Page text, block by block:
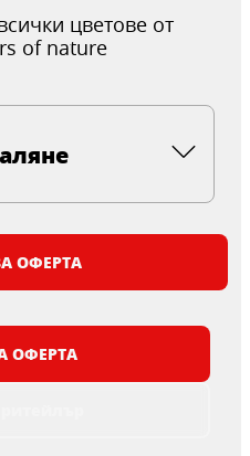
цветове от
of nature
ОФЕРТА
ОФЕРТА